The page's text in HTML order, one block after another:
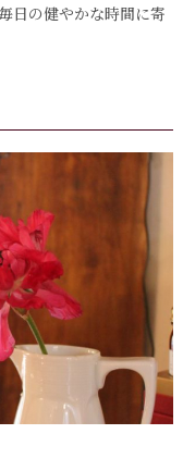
日の健やかな時間に寄